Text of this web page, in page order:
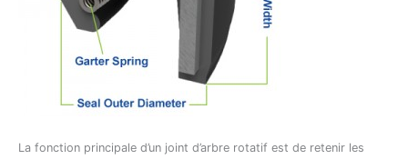
La fonction principale d’un joint d’arbre rotatif est de retenir les